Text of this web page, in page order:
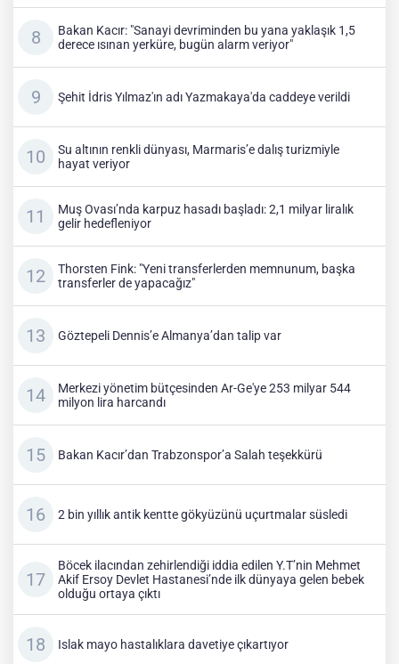
Bakan Kacır: "Sanayi devriminden bu yana yaklaşık 1,5
derece ısınan yerküre, bugün alarm veriyor"
Şehit İdris Yılmaz'ın adı Yazmakaya'da caddeye verildi
Su altının renkli dünyası, Marmaris’e dalış turizmiyle
hayat veriyor
Muş Ovası’nda karpuz hasadı başladı: 2,1 milyar liralık
gelir hedefleniyor
Thorsten Fink: "Yeni transferlerden memnunum, başka
transferler de yapacağız"
Göztepeli Dennis’e Almanya’dan talip var
Merkezi yönetim bütçesinden Ar-Ge'ye 253 milyar 544
milyon lira harcandı
Bakan Kacır’dan Trabzonspor’a Salah teşekkürü
2 bin yıllık antik kentte gökyüzünü uçurtmalar süsledi
Böcek ilacından zehirlendiği iddia edilen Y.T’nin Mehmet
Akif Ersoy Devlet Hastanesi’nde ilk dünyaya gelen bebek
olduğu ortaya çıktı
Islak mayo hastalıklara davetiye çıkartıyor